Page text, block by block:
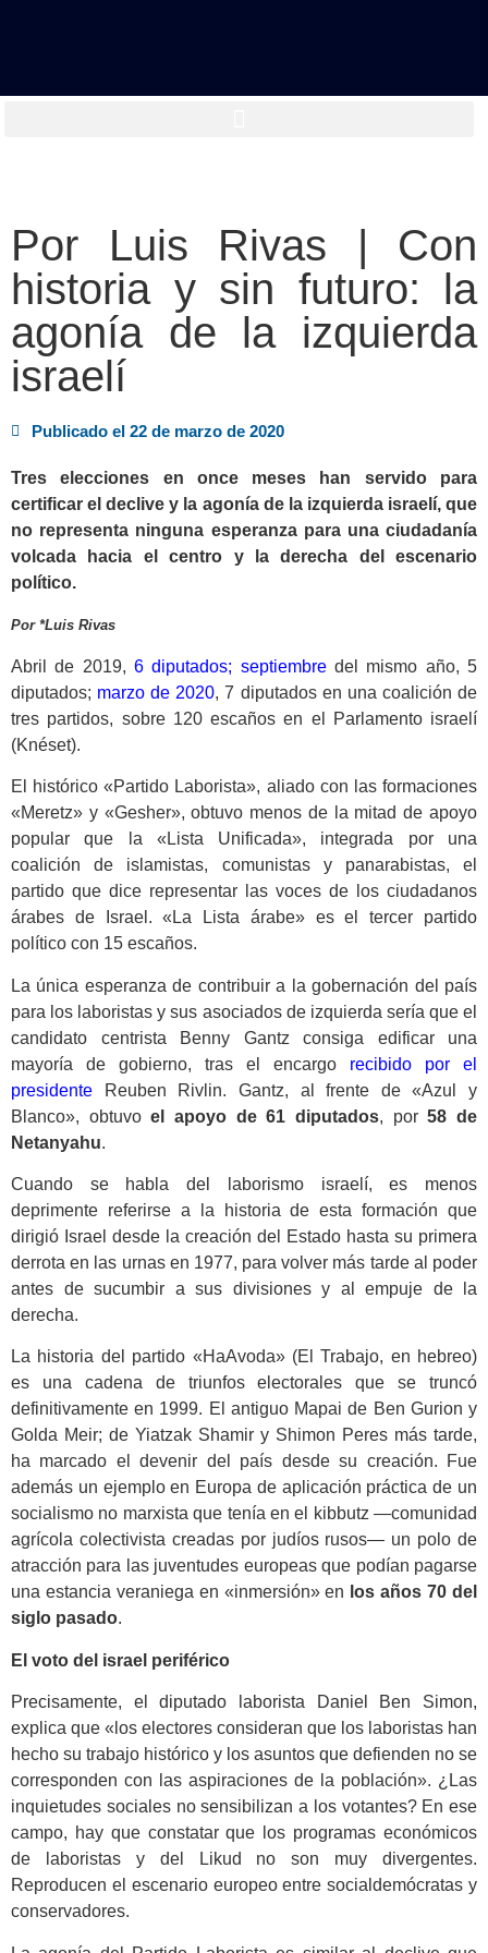
Por Luis Rivas | Con
historia y sin futuro: la
agonía de la izquierda
israelí
Publicado el 22 de marzo de 2020
Tres elecciones en once meses han servido para
certificar el declive y la agonía de la izquierda israelí, que
no representa ninguna esperanza para una ciudadanía
volcada hacia el centro y la derecha del escenario
político.
Por *Luis Rivas
Abril de 2019, 6 diputados; septiembredel mismo año, 5
diputados; marzo de 2020, 7 diputados en una coalición de
tres partidos, sobre 120 escaños en el Parlamento israelí
(Knéset).
El histórico «Partido Laborista», aliado con las formaciones
«Meretz» y «Gesher», obtuvo menos de la mitad de apoyo
popular que la «Lista Unificada», integrada por una
coalición de islamistas, comunistas y panarabistas, el
partido que dice representar las voces de los ciudadanos
árabes de Israel. «La Lista árabe» es el tercer partido
político con 15 escaños.
La única esperanza de contribuir a la gobernación del país
para los laboristas y sus asociados de izquierda sería que el
candidato centrista Benny Gantz consiga edificar una
mayoría de gobierno, tras el encargo recibido por el
presidente Reuben Rivlin. Gantz, al frente de «Azul y
Blanco», obtuvoel apoyo de 61 diputados, por58 de
Netanyahu.
Cuando se habla del laborismo israelí, es menos
deprimente referirse a la historia de esta formación que
dirigió Israel desde la creación del Estado hasta su primera
derrota en las urnas en 1977, para volver más tarde al poder
antes de sucumbir a sus divisiones y al empuje de la
derecha.
La historia del partido «HaAvoda» (El Trabajo, en hebreo)
es una cadena de triunfos electorales que se truncó
definitivamente en 1999. El antiguo Mapai de Ben Gurion y
Golda Meir; de Yiatzak Shamir y Shimon Peres más tarde,
ha marcado el devenir del país desde su creación. Fue
además un ejemplo en Europa de aplicación práctica de un
socialismo no marxista que tenía en el kibbutz —comunidad
agrícola colectivista creadas por judíos rusos— un polo de
atracción para las juventudes europeas que podían pagarse
una estancia veraniega en «inmersión» en los años 70 del
siglo pasado.
El voto del israel periférico
Precisamente, el diputado laborista Daniel Ben Simon,
explica que «los electores consideran que los laboristas han
hecho su trabajo histórico y los asuntos que defienden no se
corresponden con las aspiraciones de la población». ¿Las
inquietudes sociales no sensibilizan a los votantes? En ese
campo, hay que constatar que los programas económicos
de laboristas y del Likud no son muy divergentes.
Reproducen el escenario europeo entre socialdemócratas y
conservadores.